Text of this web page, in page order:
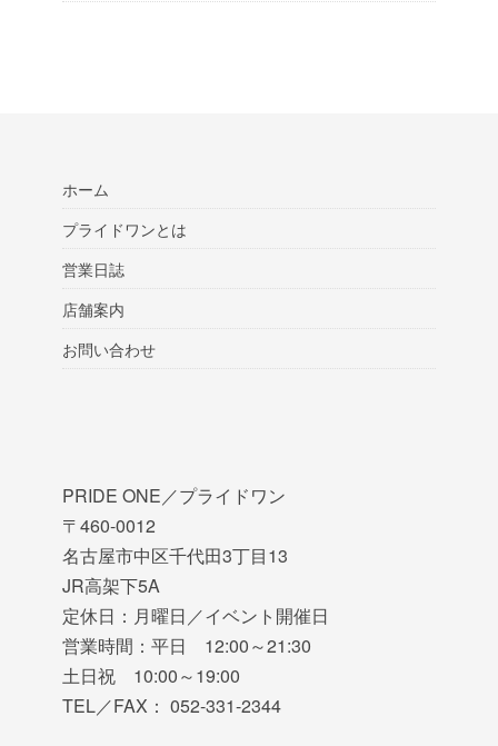
ホーム
プライドワンとは
営業日誌
店舗案内
お問い合わせ
PRIDE ONE／プライドワン
〒460-0012
名古屋市中区千代田3丁目13
JR高架下5A
定休日：月曜日／イベント開催日
営業時間：平日 12:00～21:30
土日祝 10:00～19:00
TEL／FAX： 052-331-2344